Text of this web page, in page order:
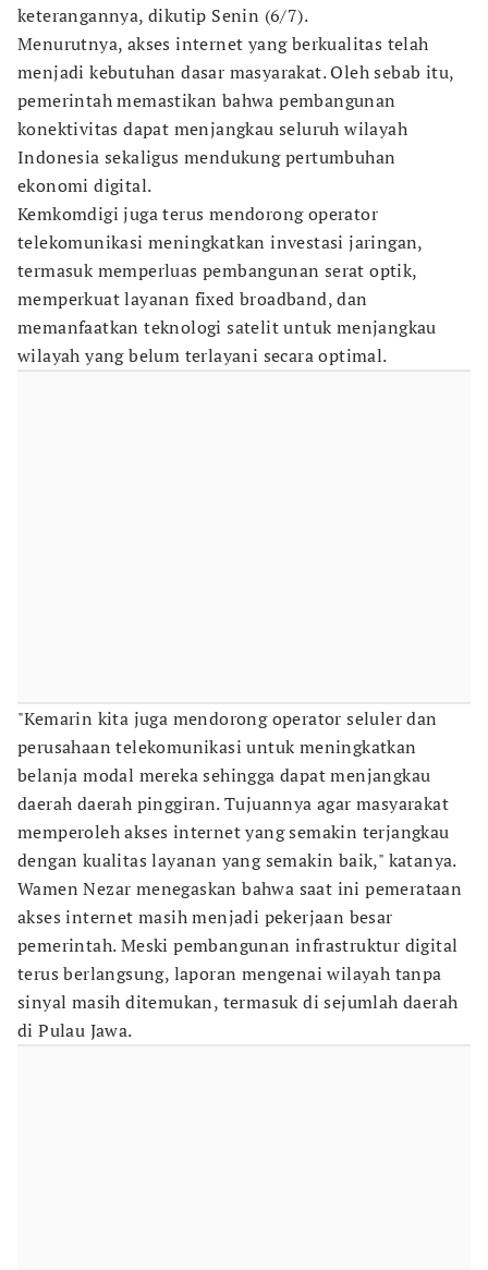
keterangannya, dikutip Senin (6/7).
Menurutnya, akses internet yang berkualitas telah
menjadi kebutuhan dasar masyarakat. Oleh sebab itu,
pemerintah memastikan bahwa pembangunan
konektivitas dapat menjangkau seluruh wilayah
Indonesia sekaligus mendukung pertumbuhan
ekonomi digital.
Kemkomdigi juga terus mendorong operator
telekomunikasi meningkatkan investasi jaringan,
termasuk memperluas pembangunan serat optik,
memperkuat layanan fixed broadband, dan
memanfaatkan teknologi satelit untuk menjangkau
wilayah yang belum terlayani secara optimal.
"Kemarin kita juga mendorong operator seluler dan
perusahaan telekomunikasi untuk meningkatkan
belanja modal mereka sehingga dapat menjangkau
daerah daerah pinggiran. Tujuannya agar masyarakat
memperoleh akses internet yang semakin terjangkau
dengan kualitas layanan yang semakin baik," katanya.
Wamen Nezar menegaskan bahwa saat ini pemerataan
akses internet masih menjadi pekerjaan besar
pemerintah. Meski pembangunan infrastruktur digital
terus berlangsung, laporan mengenai wilayah tanpa
sinyal masih ditemukan, termasuk di sejumlah daerah
di Pulau Jawa.